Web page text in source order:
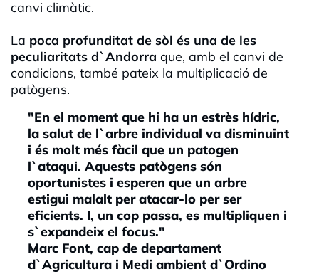
canvi climàtic.
La poca profunditat de sòl és una de les
peculiaritats d`Andorra que, amb el canvi de
condicions, també pateix la multiplicació de
patògens.
"En el moment que hi ha un estrès hídric,
la salut de l`arbre individual va disminuint
i és molt més fàcil que un patogen
l`ataqui. Aquests patògens són
oportunistes i esperen que un arbre
estigui malalt per atacar-lo per ser
eficients. I, un cop passa, es multipliquen i
s`expandeix el focus."
Marc Font, cap de departament
d`Agricultura i Medi ambient d`Ordino